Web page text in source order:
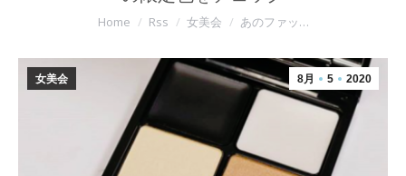
You are here:
Home Rss 女美会 あのファッ…
8月 5 2020
女美会